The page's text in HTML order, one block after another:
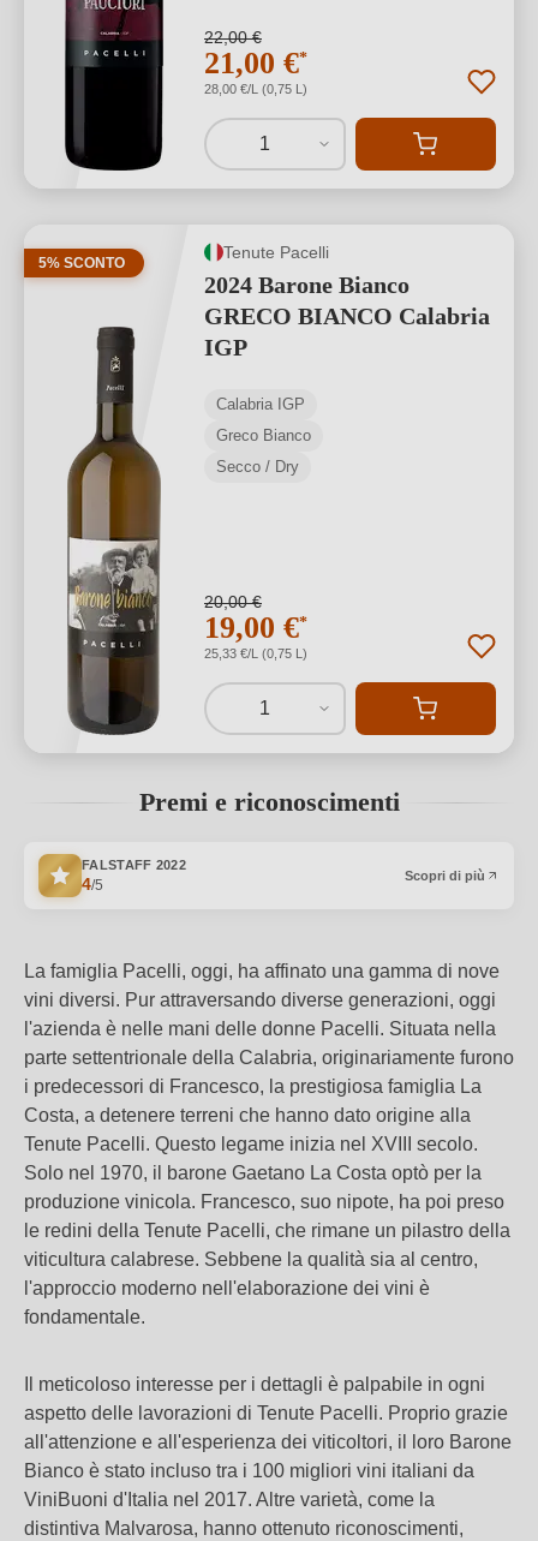
22,00 €
21,00 €*
28,00 €/L (0,75 L)
1
5% SCONTO
Tenute Pacelli
2024 Barone Bianco
GRECO BIANCO Calabria
IGP
Calabria IGP
Greco Bianco
Secco / Dry
20,00 €
19,00 €*
25,33 €/L (0,75 L)
1
Premi e riconoscimenti
FALSTAFF 2022
4/5
Scopri di più
La famiglia Pacelli, oggi, ha affinato una gamma di nove
vini diversi. Pur attraversando diverse generazioni, oggi
l'azienda è nelle mani delle donne Pacelli. Situata nella
parte settentrionale della Calabria, originariamente furono
i predecessori di Francesco, la prestigiosa famiglia La
Costa, a detenere terreni che hanno dato origine alla
Tenute Pacelli. Questo legame inizia nel XVIII secolo.
Solo nel 1970, il barone Gaetano La Costa optò per la
produzione vinicola. Francesco, suo nipote, ha poi preso
le redini della Tenute Pacelli, che rimane un pilastro della
viticultura calabrese. Sebbene la qualità sia al centro,
l'approccio moderno nell'elaborazione dei vini è
fondamentale.
Il meticoloso interesse per i dettagli è palpabile in ogni
aspetto delle lavorazioni di Tenute Pacelli. Proprio grazie
all'attenzione e all'esperienza dei viticoltori, il loro Barone
Bianco è stato incluso tra i 100 migliori vini italiani da
ViniBuoni d'Italia nel 2017. Altre varietà, come la
distintiva Malvarosa, hanno ottenuto riconoscimenti,